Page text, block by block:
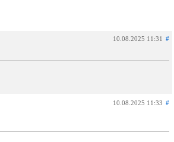
10.08.2025 11:31 #
10.08.2025 11:33 #